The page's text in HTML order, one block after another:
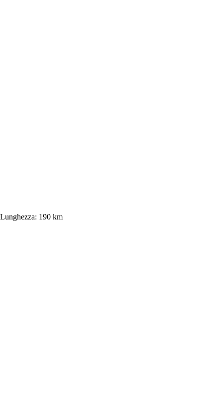
Lunghezza: 190 km